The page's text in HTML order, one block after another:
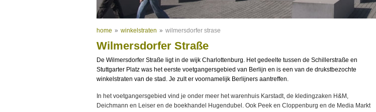
home » winkelstraten » wilmersdorfer strase
Wilmersdorfer Straße
De Wilmersdorfer Straße ligt in de wijk Charlottenburg. Het gedeelte tussen de Schillerstraße en
Stuttgarter Platz was het eerste voetgangersgebied van Berlijn en is een van de drukstbezochte
winkelstraten van de stad. Je zult er voornamelijk Berlijners aantreffen.
In het voetgangersgebied vind je onder meer het warenhuis Karstadt, de kledingzaken H&M,
Deichmann en Leiser en de boekhandel Hugendubel. Ook Peek en Cloppenburg en de Media Markt